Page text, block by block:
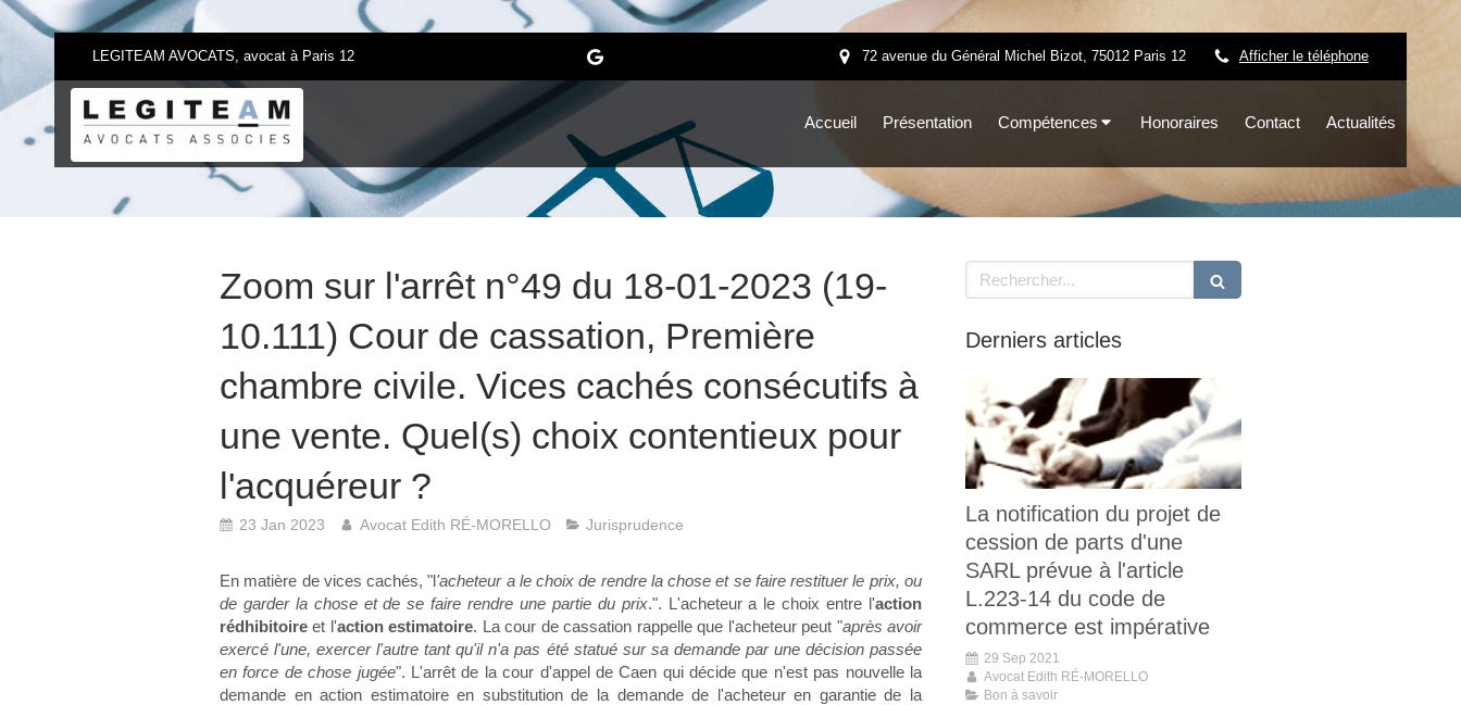
LEGITEAM AVOCATS, avocat à Paris 12 Afficher le téléphone
72 avenue du Général Michel Bizot, 75012 Paris 12
Accueil Présentation Compétences Honoraires Contact Actualités
Zoom sur l'arrêt n°49 du 18-01-2023 (19-
10.111) Cour de cassation, Première
chambre civile. Vices cachés consécutifs à
une vente. Quel(s) choix contentieux pour
l'acquéreur ?
23 Jan 2023 Avocat Edith RÉ-MORELLO Jurisprudence
En matière de vices cachés, "l'acheteur a le choix de rendre la chose et se faire restituer le prix, ou
de garder la chose et de se faire rendre une partie du prix.". L'acheteur a le choix entre l'action
rédhibitoire et l'action estimatoire. La cour de cassation rappelle que l'acheteur peut "après avoir
exercé l'une, exercer l'autre tant qu'il n'a pas été statué sur sa demande par une décision passée
en force de chose jugée". L'arrêt de la cour d'appel de Caen qui décide que n'est pas nouvelle la
demande en action estimatoire en substitution de la demande de l'acheteur en garantie de la
Rechercher
Derniers articles
La notification du projet de
cession de parts d'une
SARL prévue à l'article
L.223-14 du code de
commerce est impérative
29 Sep 2021
Avocat Edith RÉ-MORELLO
Bon à savoir